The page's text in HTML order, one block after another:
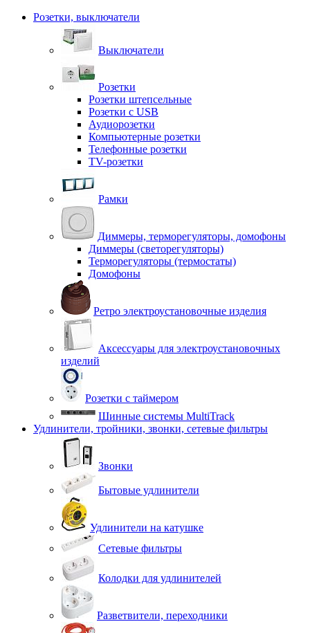
Розетки, выключатели
Выключатели
Розетки
Розетки штепсельные
Розетки с USB
Аудиорозетки
Компьютерные розетки
Телефонные розетки
TV-розетки
Рамки
Диммеры, терморегуляторы, домофоны
Диммеры (светорегуляторы)
Терморегуляторы (термостаты)
Домофоны
Ретро электроустановочные изделия
Аксессуары для электроустановочных
изделий
Розетки с таймером
Шинные системы MultiTrack
Удлинители, тройники, звонки, сетевые фильтры
Звонки
Бытовые удлинители
Удлинители на катушке
Сетевые фильтры
Колодки для удлинителей
Разветвители, переходники